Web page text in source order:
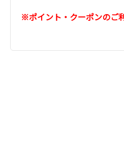
※ポイント・クーポンのご